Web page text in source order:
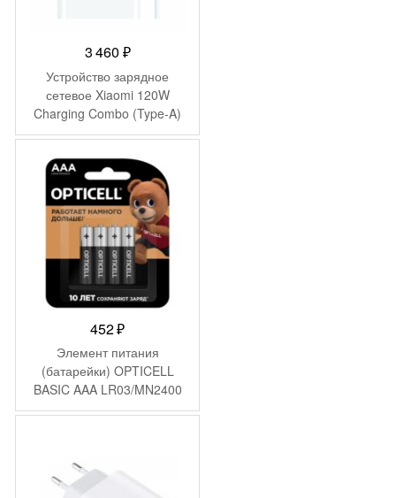
3 460 ₽
Устройство зарядное
сетевое Xiaomi 120W
Charging Combo (Type-A)
MDY-13-EE (BHR6034EU)
452₽
Элемент питания
(батарейки) OPTICELL
BASIC AAA LR03/MN2400
(4 шт)